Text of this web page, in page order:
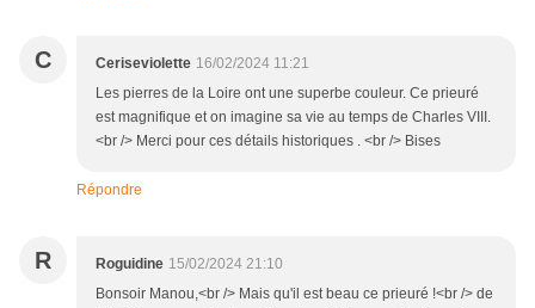
C Ceriseviolette 16/02/2024 11:21
Les pierres de la Loire ont une superbe couleur. Ce prieuré
est magnifique et on imagine sa vie au temps de Charles VIII.
<br /> Merci pour ces détails historiques . <br /> Bises
Répondre
R Roguidine 15/02/2024 21:10
Bonsoir Manou,<br /> Mais qu'il est beau ce prieuré !<br /> de